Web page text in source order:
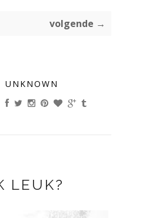
volgende →
UNKNOWN
LEUK?